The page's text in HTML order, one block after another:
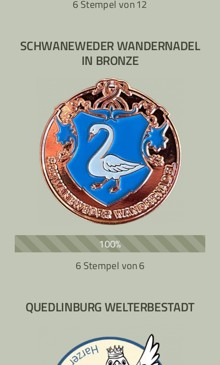
6 Stempel von12
SCHWANEWEDER WANDERNADEL
IN BRONZE
100%
6 Stempel von6
QUEDLINBURG WELTERBESTADT